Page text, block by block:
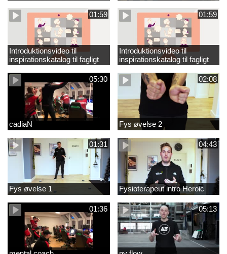
01:59
Introduktionsvideo til
inspirationskatalog til fagligt
løft_tilrettet
01:59
Introduktionsvideo til
inspirationskatalog til fagligt
løft
05:30
cadiaN
02:08
Fys øvelse 2
01:31
Fys øvelse 1
04:43
Fysioterapeut intro Heroic
01:36 05:13